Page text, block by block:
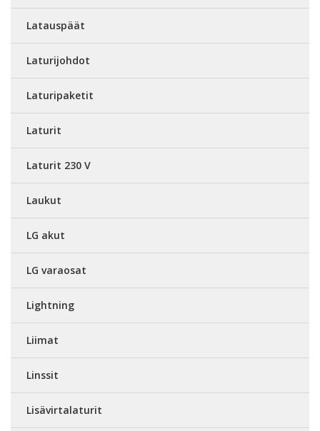
Latauspäät
Laturijohdot
Laturipaketit
Laturit
Laturit 230 V
Laukut
LG akut
LG varaosat
Lightning
Liimat
Linssit
Lisävirtalaturit